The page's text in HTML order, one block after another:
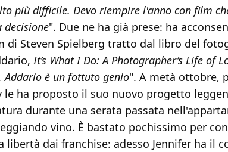
più difficile. Devo riempire l'anno con film
". Due ne ha già prese: ha
di Steven Spielberg tratto dal libro del
It’s What I Do: A Photographer’s Life of
Addario è un fottuto genio". A metà ottobre,
le ha proposto il suo nuovo progetto
durante una serata passata
vino. È bastato pochissimo per
libertà dai franchise: adesso Jennifer ha il